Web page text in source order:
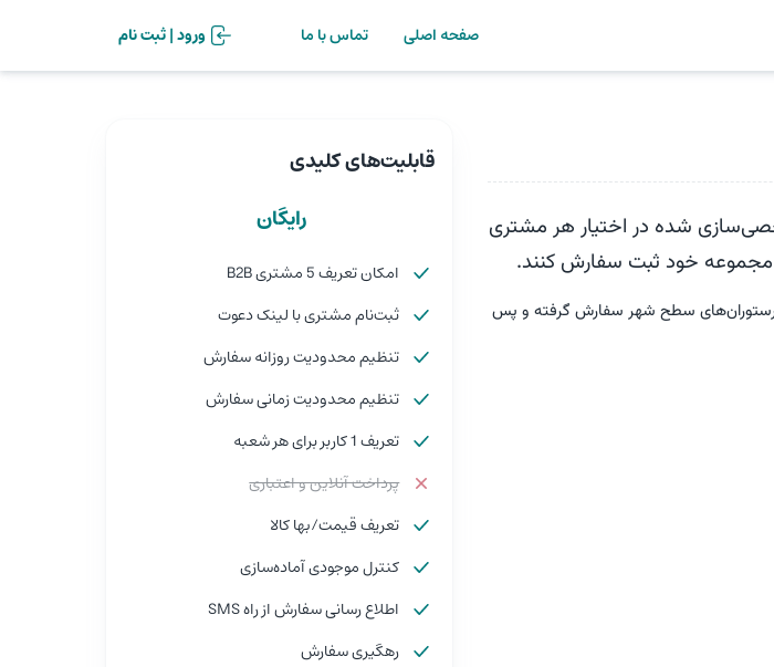
صفحه اصلی تماس با ما ورود | ثبت نام
شده در اختیار هر مشتری
مجموعه خود ثبت سفارش کنند.
و رستوران‌های سطح شهر سفارش گرفته و پس
قابلیت‌های کلیدی
رایگان
امکان تعریف 5 مشتری B2B
ثبت‌نام مشتری با لینک دعوت
تنظیم محدودیت روزانه سفارش
تنظیم محدودیت زمانی سفارش
تعریف 1 کاربر برای هر شعبه
پرداخت آنلاین و اعتباری
تعریف قیمت/بها کالا
کنترل موجودی آماده‌سازی
اطلاع رسانی سفارش از راه SMS
رهگیری سفارش